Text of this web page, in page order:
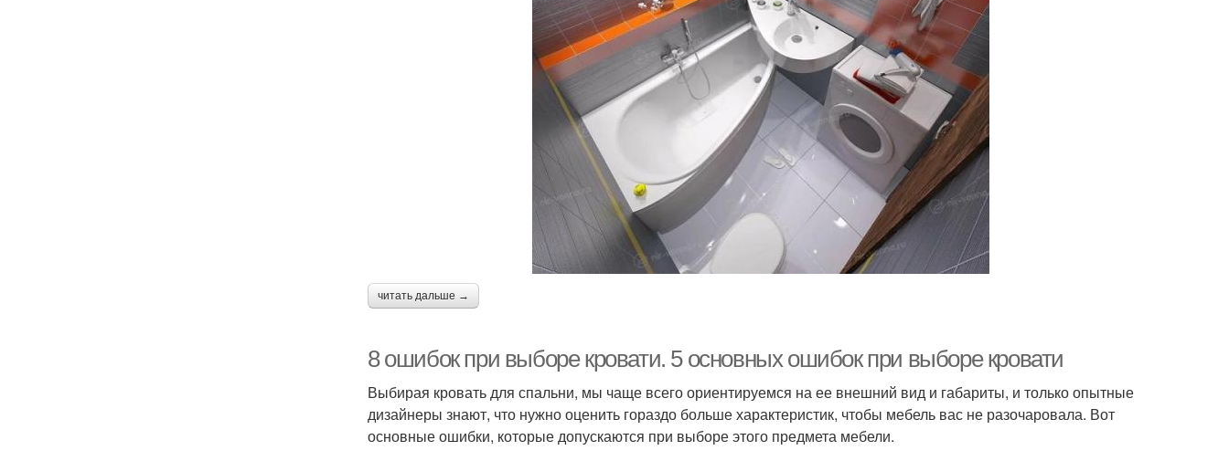
читать дальше →
8 ошибок при выборе кровати. 5 основных ошибок при выборе кровати
Выбирая кровать для спальни, мы чаще всего ориентируемся на ее внешний вид и габариты, и только опытные
дизайнеры знают, что нужно оценить гораздо больше характеристик, чтобы мебель вас не разочаровала. Вот
основные ошибки, которые допускаются при выборе этого предмета мебели.